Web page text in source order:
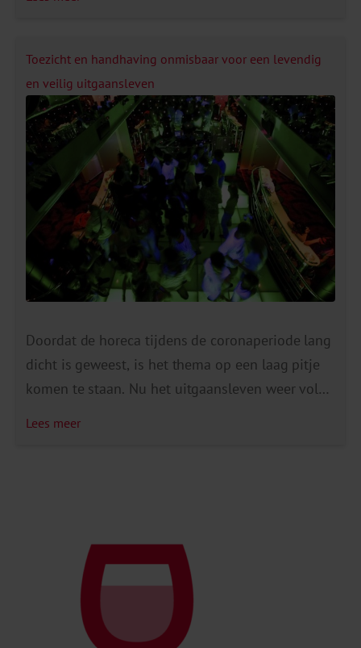
Toezicht en handhaving onmisbaar voor een levendig
en veilig uitgaansleven
Doordat de horeca tijdens de coronaperiode lang
dicht is geweest, is het thema op een laag pitje
komen te staan. Nu het uitgaansleven weer volop
Lees meer
persoonlijk leed heeft suïcidaal gedrag ook grote
gevolgen voor de volksgezondheid in Nederland.
Alcoholgebruik één van […]